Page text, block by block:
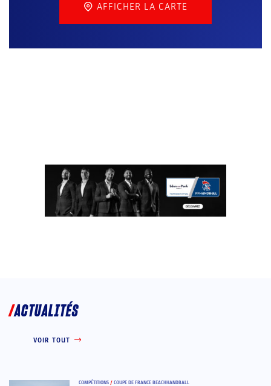
AFFICHER LA CARTE
ACTUALITÉS
VOIR TOUT
COMPÉTITIONS / COUPE DE FRANCE BEACHHANDBALL